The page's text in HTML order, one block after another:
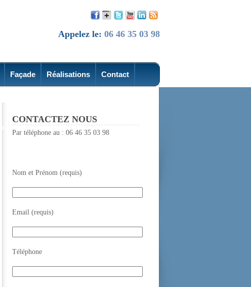
Appelez le: 06 46 35 03 98
Façade Réalisations Contact
CONTACTEZ NOUS
Par téléphone au : 06 46 35 03 98
Nom et Prénom (requis)
Email (requis)
Téléphone